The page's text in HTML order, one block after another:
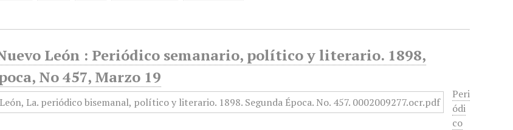
León : Periódico semanario, político y literario. 1898,
No 457, Marzo 19
Peri
ódi
co